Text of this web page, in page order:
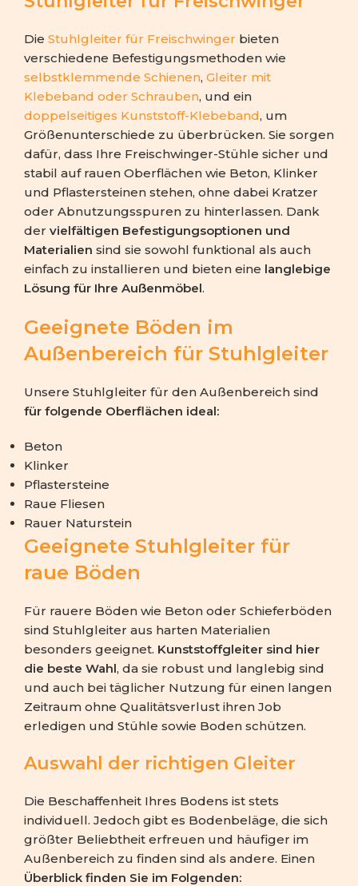
Die Stuhlgleiter für Freischwinger bieten
verschiedene Befestigungsmethoden wie
selbstklemmende Schienen, Gleiter mit
Klebeband oder Schrauben, und ein
doppelseitiges Kunststoff-Klebeband, um
Größenunterschiede zu überbrücken. Sie sorgen
dafür, dass Ihre Freischwinger-Stühle sicher und
stabil auf rauen Oberflächen wie Beton, Klinker
und Pflastersteinen stehen, ohne dabei Kratzer
oder Abnutzungsspuren zu hinterlassen. Dank
der vielfältigen Befestigungsoptionen und
Materialien sind sie sowohl funktional als auch
einfach zu installieren und bieten eine langlebige
Lösung für Ihre Außenmöbel.
Geeignete Böden im
Außenbereich für Stuhlgleiter
Unsere Stuhlgleiter für den Außenbereich sind
für folgende Oberflächen ideal:
Beton
Klinker
Pflastersteine
Raue Fliesen
Rauer Naturstein
Geeignete Stuhlgleiter für
raue Böden
Für rauere Böden wie Beton oder Schieferböden
sind Stuhlgleiter aus harten Materialien
besonders geeignet. Kunststoffgleiter sind hier
die beste Wahl, da sie robust und langlebig sind
und auch bei täglicher Nutzung für einen langen
Zeitraum ohne Qualitätsverlust ihren Job
erledigen und Stühle sowie Boden schützen.
Auswahl der richtigen Gleiter
Die Beschaffenheit Ihres Bodens ist stets
individuell. Jedoch gibt es Bodenbeläge, die sich
größter Beliebtheit erfreuen und häufiger im
Außenbereich zu finden sind als andere. Einen
Überblick finden Sie im Folgenden: